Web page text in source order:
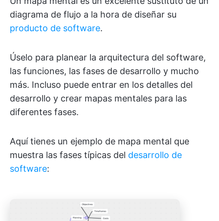
diagrama de flujo a la hora de diseñar su
producto de software.
Úselo para planear la arquitectura del software,
las funciones, las fases de desarrollo y mucho
más. Incluso puede entrar en los detalles del
desarrollo y crear mapas mentales para las
diferentes fases.
Aquí tienes un ejemplo de mapa mental que
muestra las fases típicas del desarrollo de
software: